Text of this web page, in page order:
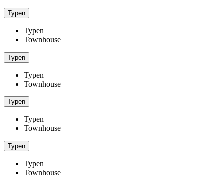
Typen
Typen
Townhouse
Typen
Typen
Townhouse
Typen
Typen
Townhouse
Typen
Typen
Townhouse